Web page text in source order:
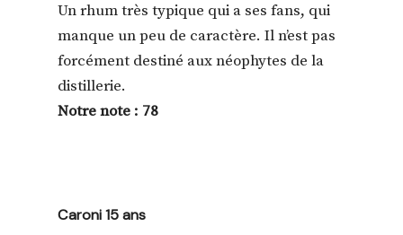
Un rhum très typique qui a ses fans, qui
manque un peu de caractère. Il n’est pas
forcément destiné aux néophytes de la
distillerie.
Notre note : 78
Caroni 15 ans